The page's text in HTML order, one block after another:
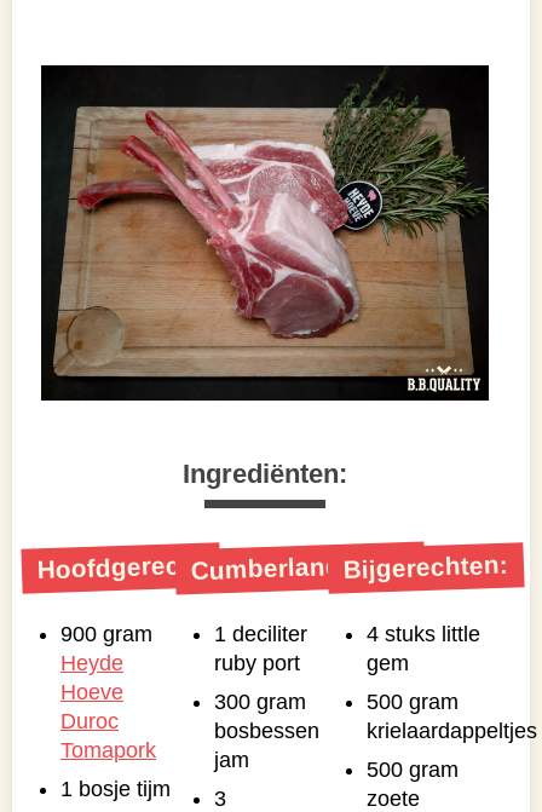
Ingrediënten:
Hoofdgerecht
900 gram
Heyde
Hoeve
Duroc
Tomapork
1 bosje tijm
Cumberlandsaus:
1 deciliter
ruby port
300 gram
bosbessen
jam
3
Bijgerechten:
4 stuks little
gem
500 gram
krielaardappeltjes
500 gram
zoete